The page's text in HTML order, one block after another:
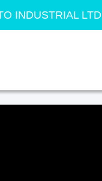
INDUSTRIAL LTD